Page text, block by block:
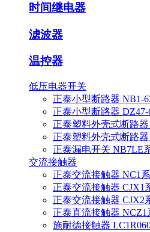
时间继电器
滤波器
温控器
低压电器开关
正泰小型断路器 NB1-
正泰小型断路器 DZ47-
正泰塑料外壳式断路器
正泰塑料外壳式断路器
正泰漏电开关 NB7LE
交流接触器
正泰交流接触器 NC1
正泰交流接触器 CJX1
正泰交流接触器 CJX2
正泰直流接触器 NCZ1
施耐德接触器